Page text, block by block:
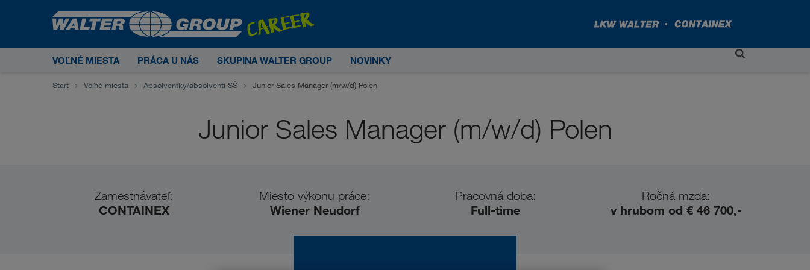
VOĽNÉ MIESTA PRÁCA U NÁS SKUPINA WALTER GROUP NOVINKY
Start Voľné miesta Absolventky/absolventi SŠ Junior Sales Manager (m/w/d) Polen
Junior Sales Manager (m/w/d) Polen
Zamestnávateľ:
CONTAINEX
Miesto výkonu práce:
Wiener Neudorf
Pracovná doba:
Full-time
Ročná mzda:
v hrubom od € 46 700,-